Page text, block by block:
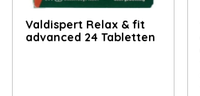
Valdispert Relax & fit
advanced 24 Tabletten